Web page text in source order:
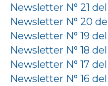
Newsletter N° 21
Newsletter N° 20
Newsletter N° 19
Newsletter N° 18
Newsletter N° 17
Newsletter N° 16